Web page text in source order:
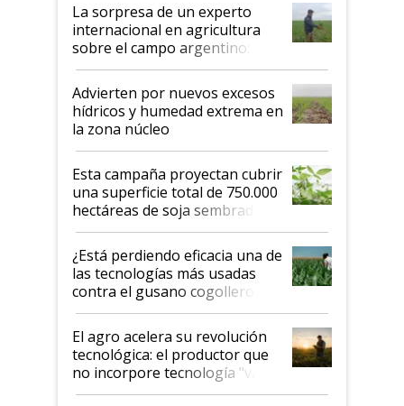
La sorpresa de un experto
internacional en agricultura
sobre el campo argentino:
"Estoy muy impresionado"
Advierten por nuevos excesos
hídricos y humedad extrema en
la zona núcleo
Esta campaña proyectan cubrir
una superficie total de 750.000
hectáreas de soja sembradas
con una nueva generación de
variedades que marcan un
salto tecnológico en genética y
rendimiento
¿Está perdiendo eficacia una de
las tecnologías más usadas
contra el gusano cogollero? El
desafío de una tecnología clave
El agro acelera su revolución
tecnológica: el productor que
no incorpore tecnología "va a
perder el tren"